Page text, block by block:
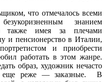
что отмечалось всеми
знанием
также имея за плечами
и пенсионерство в Италии,
и приобрести
работать в этом жанре.
образ, художник нечасто
еще реже — заказные. В